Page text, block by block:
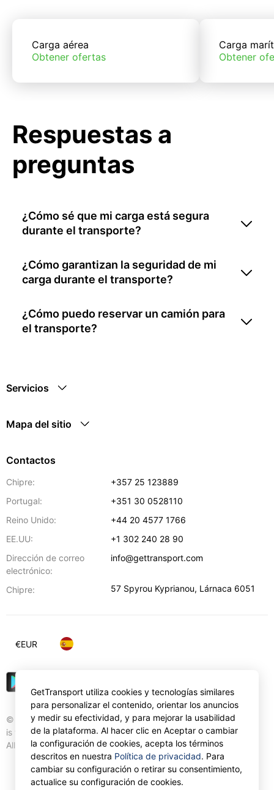
Carga aérea
Obtener ofertas
Carga
Obtener
Respuestas a
preguntas
¿Cómo sé que mi carga está segura
durante el transporte?
¿Cómo garantizan la seguridad de mi
carga durante el transporte?
¿Cómo puedo reservar un camión para
el transporte?
Servicios
Mapa del sitio
Contactos
Chipre:
+357 25 123889
Portugal:
+351 30 0528110
Reino Unido:
+44 20 4577 1766
EE.UU:
+1 302 240 28 90
Dirección de correo
electrónico:
info@gettransport.com
Chipre: 57 Spyrou Kyprianou, Lárnaca 6051
© Gettransport International Limited. GetTransport®
is trademark of Gettransport International Limited.
All rights reserved.
€EUR
GetTransport utiliza cookies y tecnologías similares
para personalizar el contenido, orientar los anuncios
y medir su efectividad, y para mejorar la usabilidad
de la plataforma. Al hacer clic en Aceptar o cambiar
la configuración de cookies, acepta los términos
descritos en nuestra Política de privacidad. Para
cambiar su configuración o retirar su consentimiento,
actualice su configuración de cookies.